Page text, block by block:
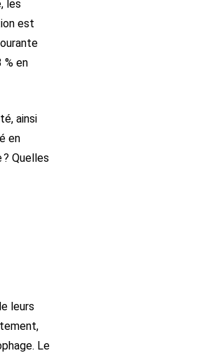
les
est
% en
ainsi
en
Quelles
leurs
Le